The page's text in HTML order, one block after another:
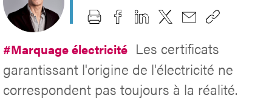
#Marquage électricité Les certificats
garantissant l'origine de l'électricité ne
correspondent pas toujours à la réalité.